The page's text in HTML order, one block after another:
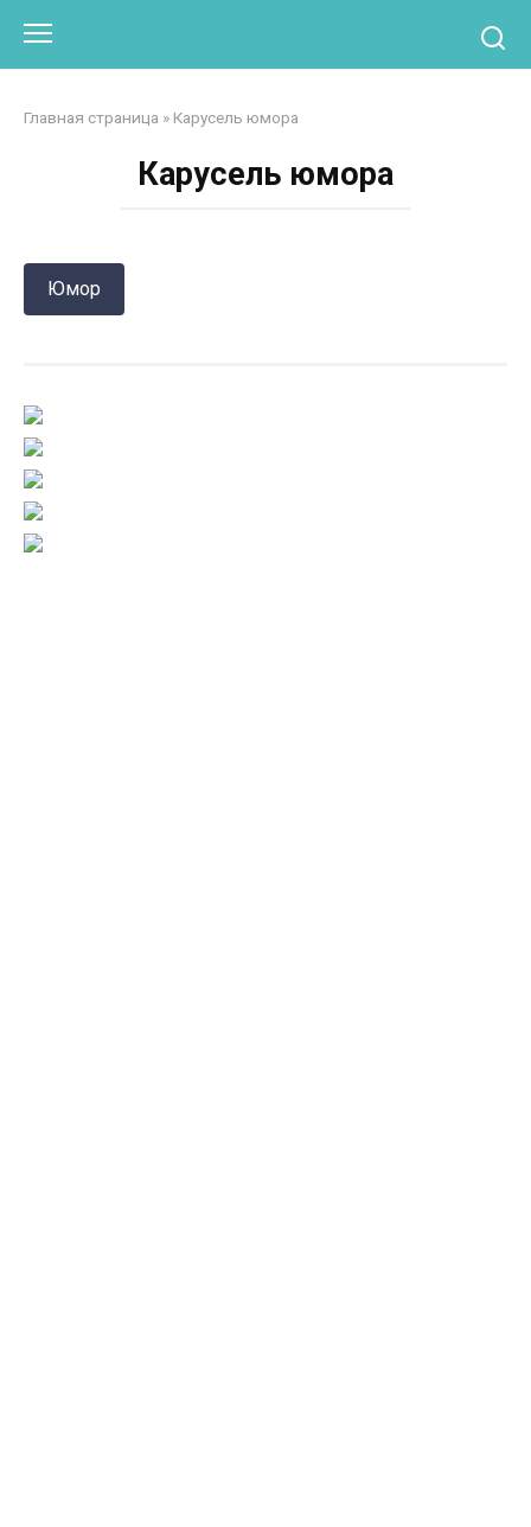
контенту
Главная страница » Карусель юмора
Карусель юмора
Юмор